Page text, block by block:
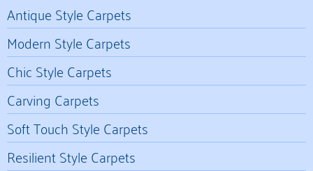
Antique Style Carpets
Modern Style Carpets
Chic Style Carpets
Carving Carpets
Soft Touch Style Carpets
Resilient Style Carpets